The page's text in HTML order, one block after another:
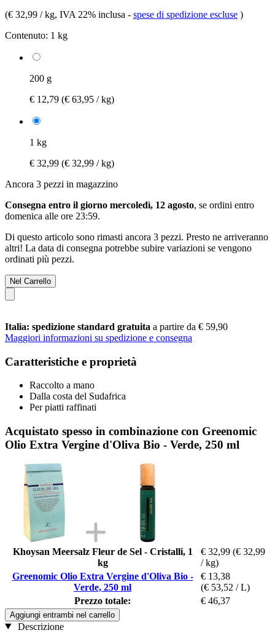
(€ 32,99 / kg, IVA 22% inclusa - spese di spedizione escluse )
Contenuto: 1 kg
200 g
€ 12,79 (€ 63,95 / kg)
1 kg
€ 32,99 (€ 32,99 / kg)
Ancora 3 pezzi in magazzino
Consegna entro il giorno mercoledì, 12 agosto, se ordini entro
domenica alle ore 23:59.
Di questo articolo sono rimasti ancora 3 pezzi. Presto ne arriveranno
altri! La data di consegna potrebbe subire variazioni se vengono
ordinati più pezzi.
Nel Carrello
Italia: spedizione standard gratuita a partire da € 59,90
Maggiori informazioni su spedizione e consegna
Caratteristiche e proprietà
Raccolto a mano
Dalla costa del Sudafrica
Per piatti raffinati
Acquistato spesso in combinazione con Greenomic
Olio Extra Vergine d'Oliva Bio - Verde, 250 ml
Khoysan Meersalz Fleur de Sel - Cristalli, 1
kg
€ 32,99 (€ 32,99
/ kg)
Greenomic Olio Extra Vergine d'Oliva Bio -
Verde, 250 ml
€ 13,38
(€ 53,52 / L)
Prezzo totale:
€ 46,37
Aggiungi entrambi nel carrello
Descrizione